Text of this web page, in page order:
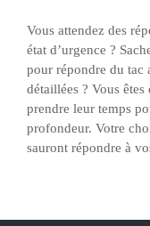
Vous attendez des
état d’urgence ?
pour répondre du tac
détaillées ? Vous
prendre leur temps
profondeur. Votre
sauront répondre à